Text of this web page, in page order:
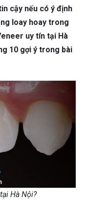
cậy nếu có ý định
loay hoay trong
uy tín tại Hà
10 gợi ý trong bài
Hà Nội?